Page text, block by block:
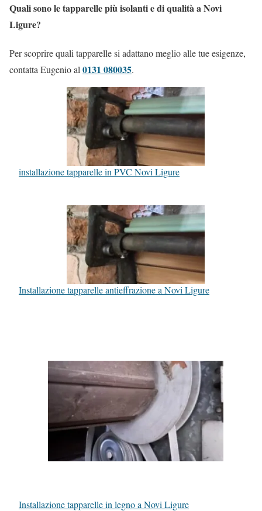
Quali sono le tapparelle più isolanti e di qualità a Novi
Ligure?
Per scoprire quali tapparelle si adattano meglio alle tue esigenze,
contatta Eugenio al 0131 080035.
installazione tapparelle in PVC Novi Ligure
Installazione tapparelle antieffrazione a Novi Ligure
Installazione tapparelle in legno a Novi Ligure